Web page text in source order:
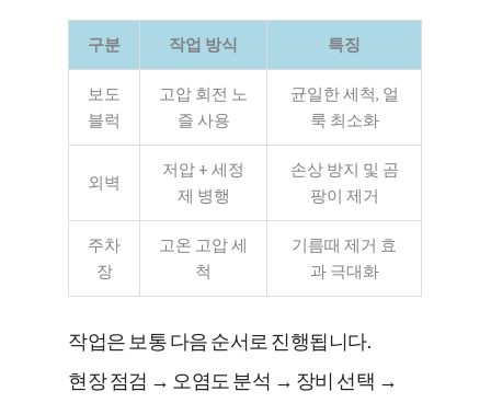
구분 작업 방식 특징
보도
블럭
고압 회전 노
즐 사용
균일한 세척, 얼
룩 최소화
외벽
저압 + 세정
제 병행
손상 방지 및 곰
팡이 제거
주차
장
고온 고압 세
척
기름때 제거 효
과 극대화
작업은 보통 다음 순서로 진행됩니다.
현장 점검 → 오염도 분석 → 장비 선택 →